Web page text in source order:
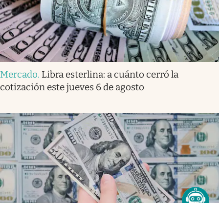
Mercado. Libra esterlina: a cuánto cerró la
cotización este jueves 6 de agosto